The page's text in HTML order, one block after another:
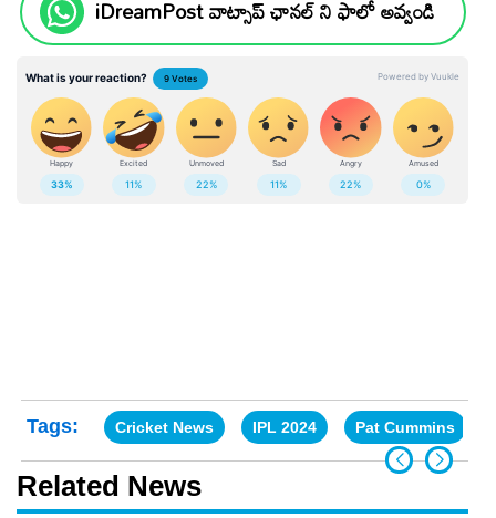
iDreamPost వాట్సాప్ ఛానల్ ని ఫాలో అవ్వండి
Tags: Cricket News IPL 2024 Pat Cummins
Related News